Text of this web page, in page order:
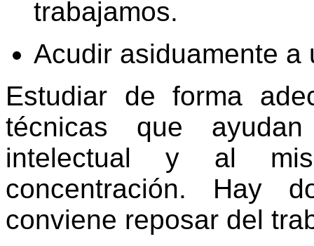
trabajamos.
Acudir asiduamente a
Estudiar de forma
técnicas que
intelectual y al
concentración. Hay
conviene reposar del